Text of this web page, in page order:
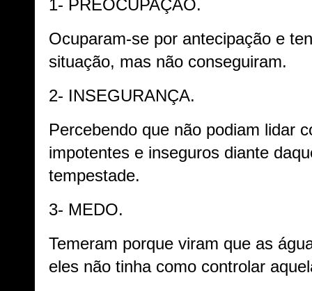
1- PREOCUPAÇÃO.
Ocuparam-se por antecipação e
situação, mas não conseguiram.
2- INSEGURANÇA.
Percebendo que não podiam lidar
impotentes e inseguros diante
tempestade.
3- MEDO.
Temeram porque viram que as
eles não tinha como controlar